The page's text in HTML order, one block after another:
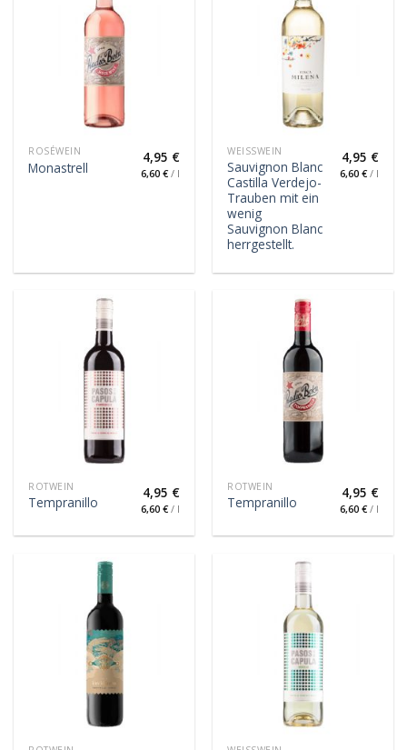
ROSÉWEIN
Monastrell
4,95 €
6,60 €/ l
WEISSWEIN
Sauvignon Blanc
Castilla Verdejo-
Trauben mit ein
wenig
Sauvignon Blanc
herrgestellt.
4,95 €
6,60 €/ l
ROTWEIN
Tempranillo
4,95 €
6,60 €/ l
ROTWEIN
Tempranillo
4,95 €
6,60 €/ l